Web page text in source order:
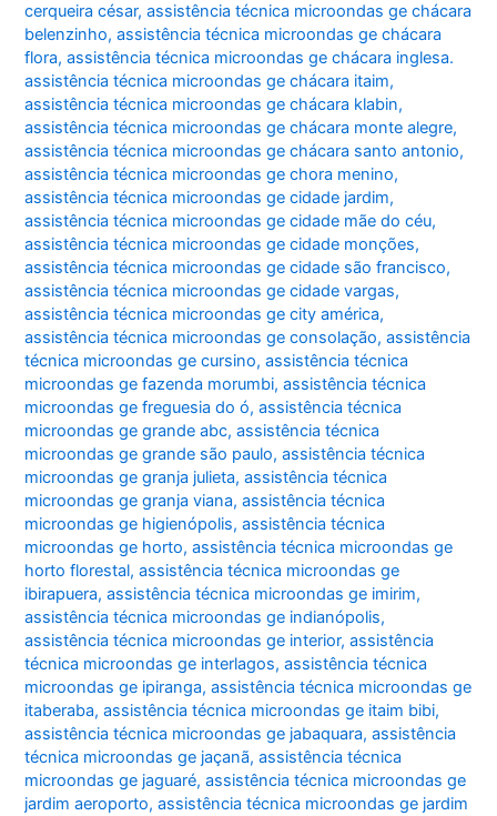
cerqueira césar,assistência técnica microondas ge chácara
belenzinho,assistência técnica microondas ge chácara
flora,assistência técnica microondas ge chácara inglesa.
assistência técnica microondas ge chácara itaim,
assistência técnica microondas ge chácara klabin,
assistência técnica microondas ge chácara monte alegre,
assistência técnica microondas ge chácara santo antonio,
assistência técnica microondas ge chora menino,
assistência técnica microondas ge cidade jardim,
assistência técnica microondas ge cidade mãe do céu,
assistência técnica microondas ge cidade monções,
assistência técnica microondas ge cidade são francisco,
assistência técnica microondas ge cidade vargas,
assistência técnica microondas ge city américa,
assistência técnica microondas ge consolação,assistência
técnica microondas ge cursino,assistência técnica
microondas ge fazenda morumbi,assistência técnica
microondas ge freguesia do ó,assistência técnica
microondas ge grande abc,assistência técnica
microondas ge grande são paulo,assistência técnica
microondas ge granja julieta,assistência técnica
microondas ge granja viana,assistência técnica
microondas ge higienópolis,assistência técnica
microondas ge horto,assistência técnica microondas ge
horto florestal,assistência técnica microondas ge
ibirapuera,assistência técnica microondas ge imirim,
assistência técnica microondas ge indianópolis,
assistência técnica microondas ge interior,assistência
técnica microondas ge interlagos,assistência técnica
microondas ge ipiranga,assistência técnica microondas ge
itaberaba,assistência técnica microondas ge itaim bibi,
assistência técnica microondas ge jabaquara,assistência
técnica microondas ge jaçanã,assistência técnica
microondas ge jaguaré,assistência técnica microondas ge
jardim aeroporto,assistência técnica microondas ge jardim